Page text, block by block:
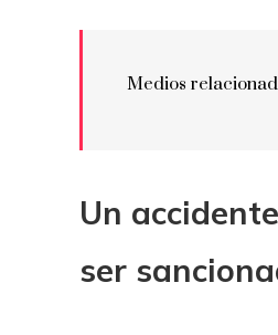
Medios
Un
ser